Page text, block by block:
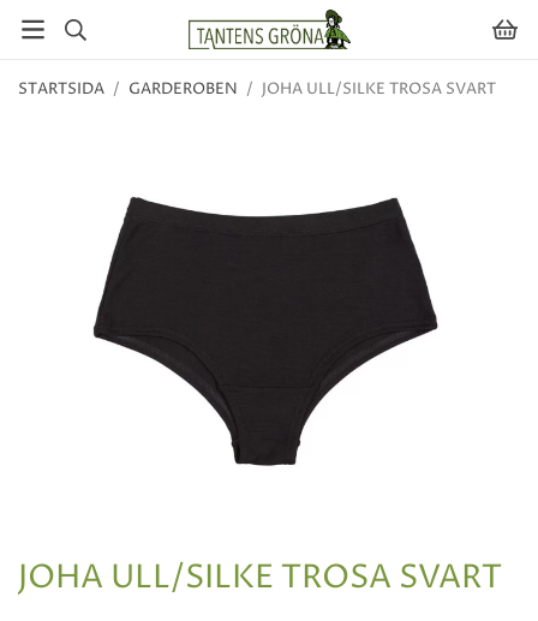
STARTSIDA / GARDEROBEN / JOHA ULL/SILKE TROSA SVART
JOHA ULL/SILKE TROSA SVART